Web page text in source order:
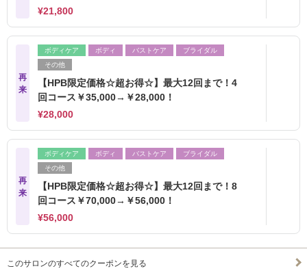
¥21,800
再
来
ボディケア ボディ バストケア
ブライダル
その他
【HPB限定価格☆超お得☆】最大12回まで！4
回コース￥35,000→￥28,000！
¥28,000
再
来
ボディケア ボディ バストケア
ブライダル
その他
【HPB限定価格☆超お得☆】最大12回まで！8
回コース￥70,000→￥56,000！
¥56,000
このサロンのすべてのクーポンを見る